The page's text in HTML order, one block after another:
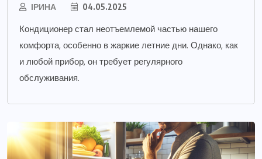
ІРИНА 04.05.2025
Кондиционер стал неотъемлемой частью нашего
комфорта, особенно в жаркие летние дни. Однако, как
и любой прибор, он требует регулярного
обслуживания.